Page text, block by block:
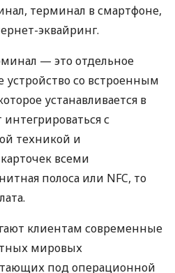
терминал в смартфоне,
эквайринг.
— это отдельное
устройство со встроенным
устанавливается в
с
техникой и
всеми
полоса или NFC, то
клиентам современные
мировых
под операционной